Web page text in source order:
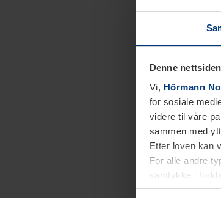
Denne
Vi, Hörmann
for sosiale
videre til våre
sammen med
Etter loven kan
For alle andre
samtykke i